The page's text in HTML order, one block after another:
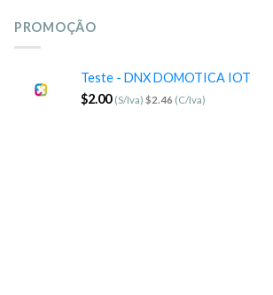
PROMOÇÃO
Teste - DNX DOMOTICA IOT
$2.00 (S/Iva) $2.46 (C/Iva)